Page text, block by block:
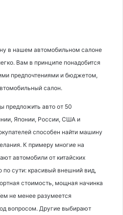
в нашем автомобильном салоне
Вам в принципе понадобится
предпочтениями и бюджетом,
салон.
предложить авто от 50
Японии, России, США и
способен найти машину
К примеру многие на
автомобили от китайских
по сути: красивый внешний вид,
стоимость, мощная начинка
не менее разумеется
вопросом. Другие выбирают